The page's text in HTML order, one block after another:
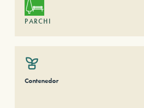
PARCHI
Contenedor